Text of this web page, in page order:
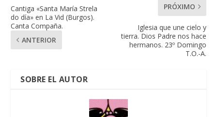
Cantiga «Santa María Strela
do día» en La Vid (Burgos).
Canta Compaña.
ANTERIOR
PRÓXIMO
Iglesia que une cielo y
tierra. Dios Padre nos hace
hermanos. 23º Domingo
T.O.-A.
SOBRE EL AUTOR